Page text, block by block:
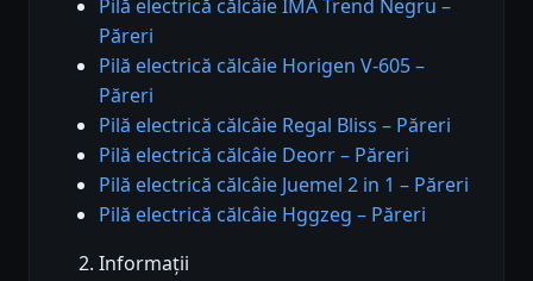
Pilă electrică călcâie IMA Trend Negru –
Păreri
Pilă electrică călcâie Horigen V-605 –
Păreri
Pilă electrică călcâie Regal Bliss – Păreri
Pilă electrică călcâie Deorr – Păreri
Pilă electrică călcâie Juemel 2 in 1 – Păreri
Pilă electrică călcâie Hggzeg – Păreri
Informații